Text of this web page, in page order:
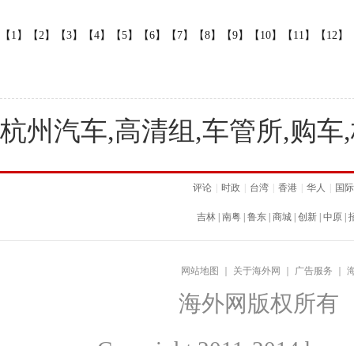
【1】 【2】 【3】 【4】 【5】 【6】 【7】 【8】 【9】 【10】 【11】 【12】
杭州汽车,高清组,车管所,购车
评论 时政 台湾 香港 华人 国际
吉林 南粤 鲁东 商城 创新 中原
网站地图 关于海外网 广告服务
海外网版权所有